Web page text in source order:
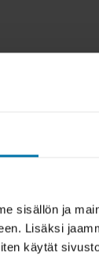
sisällön ja
Lisäksi
käytät